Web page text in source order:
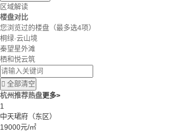
区域解读
楼盘对比
您浏览过的楼盘 （最多选4项）
桐绿·云山境
秦望星外滩
栖和悦云筑
 全部清空
杭州推荐热盘更多>
1
中天珺府（东区）
19000元/㎡